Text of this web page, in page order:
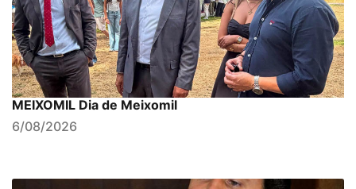
MEIXOMIL Dia de Meixomil
6/08/2026